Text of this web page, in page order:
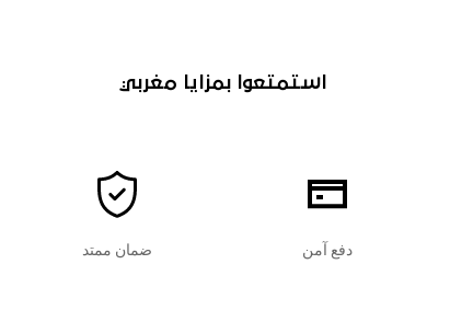
استمتعوا بمزايا مغربي
دفع آمن ضمان ممتد